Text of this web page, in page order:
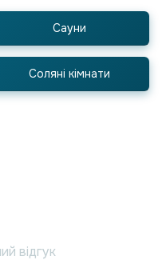
Сауни
Соляні кімнати
відгук